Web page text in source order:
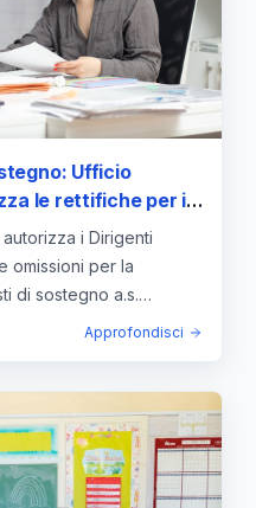
Ufficio
le rettifiche per i
i Dirigenti
omissioni per la
di sostegno a.s.
Approfondisci